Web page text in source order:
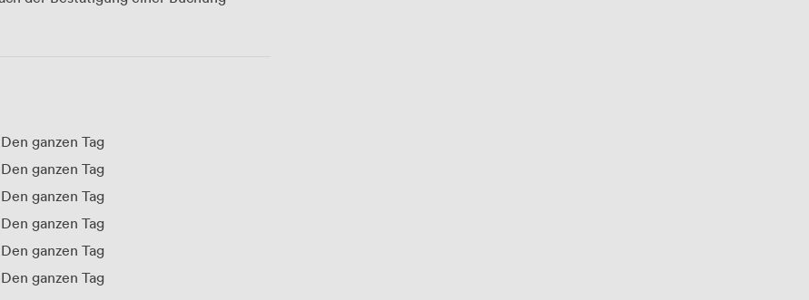
Den ganzen Tag
Den ganzen Tag
Den ganzen Tag
Den ganzen Tag
Den ganzen Tag
Den ganzen Tag